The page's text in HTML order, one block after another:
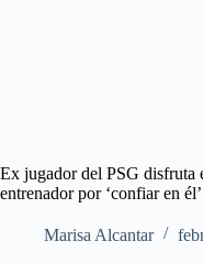
Ex jugador del PSG disfruta
entrenador por ‘confiar en él’
Marisa Alcantar